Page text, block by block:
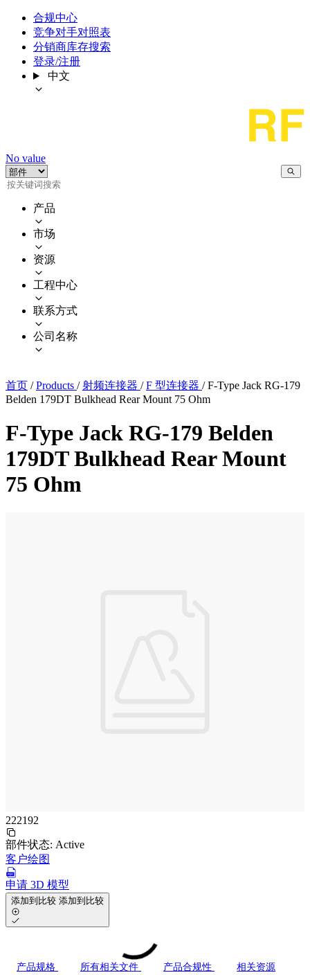
合规中心
竞争对手对照表
分销商库存搜索
登录/注册
中文
No value
产品
市场
资源
工程中心
联系方式
公司名称
首页 / Products / 射频连接器 / F 型连接器 / F-Type Jack RG-179
Belden 179DT Bulkhead Rear Mount 75 Ohm
F-Type Jack RG-179 Belden
179DT Bulkhead Rear Mount
75 Ohm
222192
部件状态: Active
客户绘图
申请 3D 模型
添加到比较 添加到比较
产品规格 所有相关文件 产品合规性
相关资源